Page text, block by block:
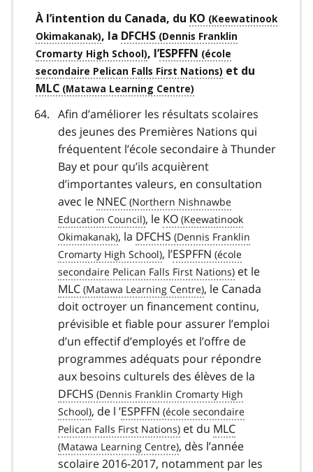
À l’intention du Canada, du KO
, la DFCHS
, l’ESPFFN
et du
MLC
Afin d’améliorer les résultats scolaires
des jeunes des Premières Nations qui
fréquentent l’école secondaire à Thunder
Bay et pour qu’ils acquièrent
d’importantes valeurs, en consultation
avec le NNEC
, le KO
, la DFCHS
, l’ESPFFN
et le
MLC
, le Canada
doit octroyer un financement continu,
prévisible et fiable pour assurer l’emploi
d’un effectif d’employés et l’offre de
programmes adéquats pour répondre
aux besoins culturels des élèves de la
DFCHS
, de l ’ESPFFN
et du MLC
, dès l’année
scolaire 2016-2017, notamment par les